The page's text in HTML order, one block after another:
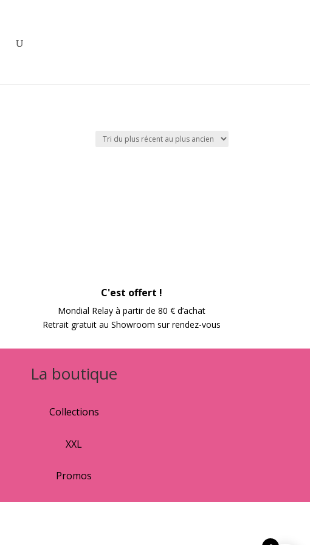
C'est offert !
Mondial Relay à partir de 80 € d’achat
Retrait gratuit au Showroom sur rendez-vous
La boutique
Collections
XXL
Promos